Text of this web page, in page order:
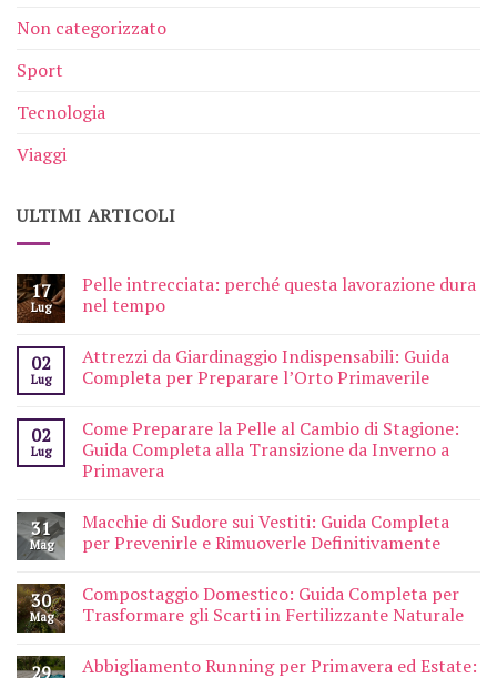
Non categorizzato
Sport
Tecnologia
Viaggi
ULTIMI ARTICOLI
17
Lug
Pelle intrecciata: perché questa lavorazione dura
nel tempo
02
Lug
Attrezzi da Giardinaggio Indispensabili: Guida
Completa per Preparare l’Orto Primaverile
02
Lug
Come Preparare la Pelle al Cambio di Stagione:
Guida Completa alla Transizione da Inverno a
Primavera
31
Mag
Macchie di Sudore sui Vestiti: Guida Completa
per Prevenirle e Rimuoverle Definitivamente
30
Mag
Compostaggio Domestico: Guida Completa per
Trasformare gli Scarti in Fertilizzante Naturale
29
Abbigliamento Running per Primavera ed Estate: